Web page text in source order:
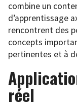
combine un
d’apprentissage
rencontrent des
concepts
pertinentes et à
réel